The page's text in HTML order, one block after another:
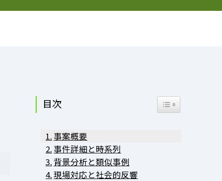
目次 Toggle Table of
事案概要
事件詳細と時系列
背景分析と類似事例
現場対応と社会的反響